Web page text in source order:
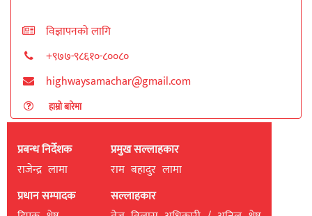
विज्ञापनको लागि
+९७७-९८६१०-८००८०
highwaysamachar@gmail.com
हाम्रो बारेमा
प्रबन्ध निर्देशक
राजेन्द्र लामा
प्रधान सम्पादक
प्रमुख सल्लाहकार
राम बहादुर लामा
सल्लाहकार